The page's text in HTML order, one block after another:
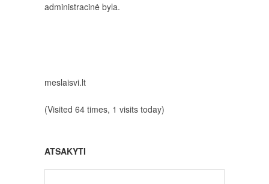
administracinė byla.
meslaisvi.lt
(Visited 64 times, 1 visits today)
ATSAKYTI